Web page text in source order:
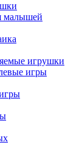
малышей
игрушки
игры